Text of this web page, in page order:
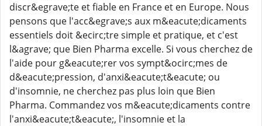
discr&egrave;te et fiable en France et en Europe. Nous
pensons que l'acc&egrave;s aux m&eacute;dicaments
essentiels doit &ecirc;tre simple et pratique, et c'est
l&agrave; que Bien Pharma excelle. Si vous cherchez de
l'aide pour g&eacute;rer vos sympt&ocirc;mes de
d&eacute;pression, d'anxi&eacute;t&eacute; ou
d'insomnie, ne cherchez pas plus loin que Bien
Pharma. Commandez vos m&eacute;dicaments contre
l'anxi&eacute;t&eacute;, l'insomnie et la